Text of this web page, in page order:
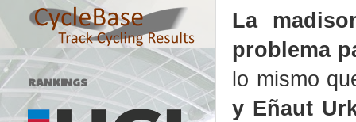
La
problema
lo mismo
y Eñaut
RANKINGS